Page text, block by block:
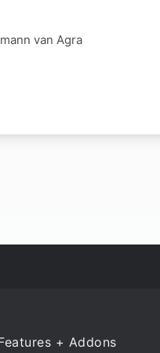
van Agra
+ Addons